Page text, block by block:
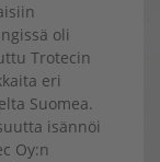
oli
Trotecin
eri
Suomea.
isännöi
Oy:n